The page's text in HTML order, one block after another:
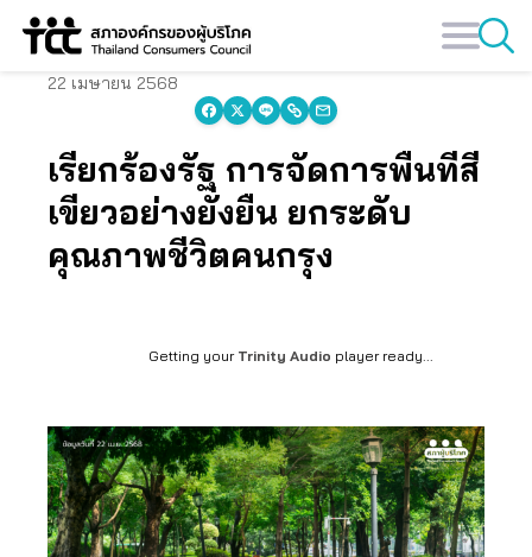
Skip
22 เมษายน 2568
เรียกร้องรัฐ การจัดการพื้นที่สี
เขียวอย่างยั่งยืน ยกระดับ
คุณภาพชีวิตคนกรุง
Getting your Trinity Audio player ready...